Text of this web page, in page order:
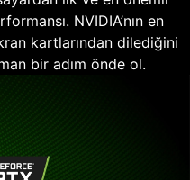
NVIDIA’nın en
kartlarından dilediğini
bir adım önde ol.